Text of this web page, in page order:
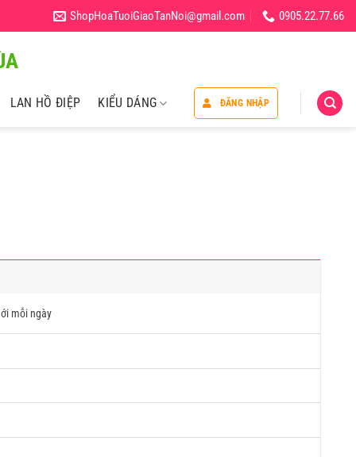
ShopHoaTuoiGiaoTanNoi@gmail.com 0905.22.77.66
LAN HỒ ĐIỆP KIỂU DÁNG ĐĂNG NHẬP
mỗi ngày